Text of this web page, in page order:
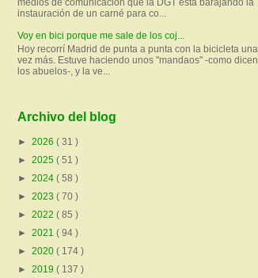
medios de comunicación que la DGT está barajando la
instauración de un carné para co...
Voy en bici porque me sale de los coj...
Hoy recorrí Madrid de punta a punta con la bicicleta una
vez más. Estuve haciendo unos "mandaos" -como dicen
los abuelos-, y la ve...
Archivo del blog
► 2026 ( 31 )
► 2025 ( 51 )
► 2024 ( 58 )
► 2023 ( 70 )
► 2022 ( 85 )
► 2021 ( 94 )
► 2020 ( 174 )
► 2019 ( 137 )